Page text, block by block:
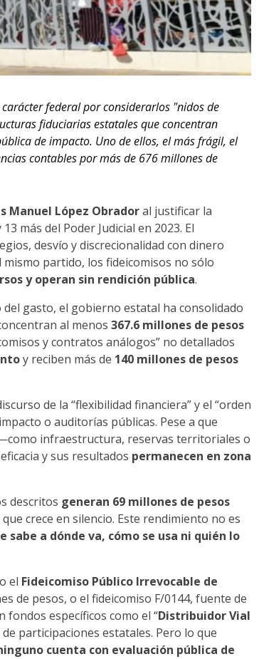
federal por considerarlos "nidos de
fiduciarias estatales que concentran
de impacto. Uno de ellos, el más frágil, el
contables por más de 676 millones de
Manuel López Obradoral justificar la
más del Poder Judicial en 2023. El
desvío y discrecionalidad con dinero
partido, los fideicomisos no sólo
y operan sin rendición pública.
gasto, el gobierno estatal ha consolidado
al menos 367.6 millones de pesos
y contratos análogos” no detallados
y reciben más de 140 millones de pesos
de la “flexibilidad financiera” y el “orden
o auditorías públicas. Pese a que
infraestructura, reservas territoriales o
y sus resultados permanecen en zona
descritos generan 69 millones de pesos
crece en silencio. Este rendimiento no es
sabe a dónde va, cómo se usa ni quién lo
el Fideicomiso Público Irrevocable de
de pesos, o el fideicomiso F/0144, fuente de
fondos específicos como el “Distribuidor Vial
de participaciones estatales. Pero lo que
cuenta con evaluación pública de